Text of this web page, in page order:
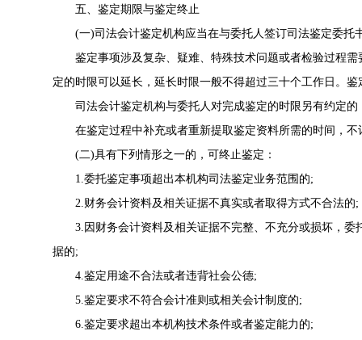
五、鉴定期限与鉴定终止
(一)司法会计鉴定机构应当在与委托人签订司法鉴定委托
鉴定事项涉及复杂、疑难、特殊技术问题或者检验过程需
定的时限可以延长，延长时限一般不得超过三十个工作日。
司法会计鉴定机构与委托人对完成鉴定的时限另有约定的
在鉴定过程中补充或者重新提取鉴定资料所需的时间，不
(二)具有下列情形之一的，可终止鉴定：
1.委托鉴定事项超出本机构司法鉴定业务范围的;
2.财务会计资料及相关证据不真实或者取得方式不合法的;
3.因财务会计资料及相关证据不完整、不充分或损坏，委
据的;
4.鉴定用途不合法或者违背社会公德;
5.鉴定要求不符合会计准则或相关会计制度的;
6.鉴定要求超出本机构技术条件或者鉴定能力的;